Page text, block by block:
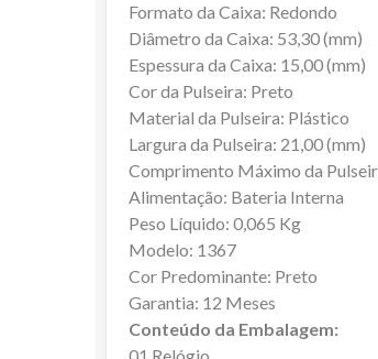
Formato da Caixa: Redondo
Diâmetro da Caixa: 53,30 (mm)
Espessura da Caixa: 15,00 (mm)
Cor da Pulseira: Preto
Material da Pulseira: Plástico
Largura da Pulseira: 21,00 (mm)
Comprimento Máximo da
Alimentação: Bateria Interna
Peso Líquido: 0,065 Kg
Modelo: 1367
Cor Predominante: Preto
Garantia: 12 Meses
Conteúdo da Embalagem: